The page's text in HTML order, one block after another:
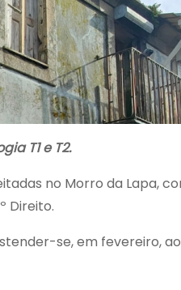
T1 e T2.
no Morro da Lapa,
Direito.
se, em fevereiro,